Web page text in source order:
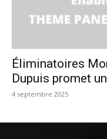
Éliminatoires
Dupuis promet
4 septembre 2025